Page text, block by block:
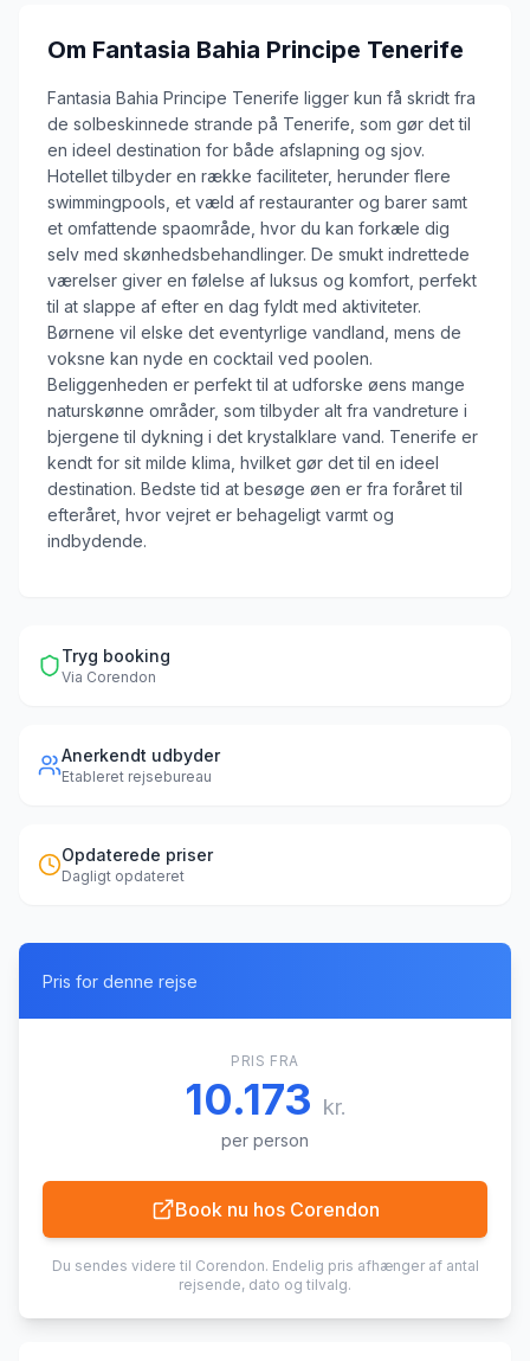
Om Fantasia Bahia Principe Tenerife
Fantasia Bahia Principe Tenerife ligger kun få skridt fra
de solbeskinnede strande på Tenerife, som gør det til
en ideel destination for både afslapning og sjov.
Hotellet tilbyder en række faciliteter, herunder flere
swimmingpools, et væld af restauranter og barer samt
et omfattende spaområde, hvor du kan forkæle dig
selv med skønhedsbehandlinger. De smukt indrettede
værelser giver en følelse af luksus og komfort, perfekt
til at slappe af efter en dag fyldt med aktiviteter.
Børnene vil elske det eventyrlige vandland, mens de
voksne kan nyde en cocktail ved poolen.
Beliggenheden er perfekt til at udforske øens mange
naturskønne områder, som tilbyder alt fra vandreture i
bjergene til dykning i det krystalklare vand. Tenerife er
kendt for sit milde klima, hvilket gør det til en ideel
destination. Bedste tid at besøge øen er fra foråret til
efteråret, hvor vejret er behageligt varmt og
indbydende.
Tryg booking
Via Corendon
Anerkendt udbyder
Etableret rejsebureau
Opdaterede priser
Dagligt opdateret
Pris for denne rejse
PRIS FRA
10.173 kr.
per person
Book nu hos Corendon
Du sendes videre til Corendon. Endelig pris afhænger af antal
rejsende, dato og tilvalg.